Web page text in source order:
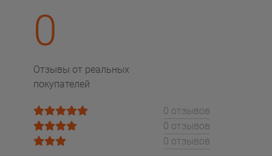
0
Отзывы от реальных
покупателей
0 отзывов
0 отзывов
0 отзывов